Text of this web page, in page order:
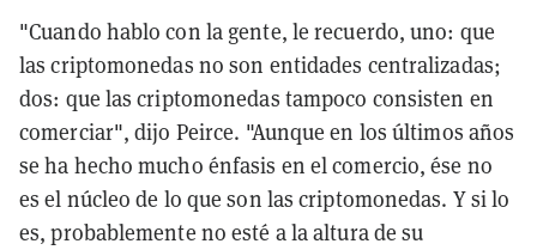
"Cuando hablo con la gente, le recuerdo, uno: que
las criptomonedas no son entidades centralizadas;
dos: que las criptomonedas tampoco consisten en
comerciar", dijo Peirce. "Aunque en los últimos años
se ha hecho mucho énfasis en el comercio, ése no
es el núcleo de lo que son las criptomonedas. Y si lo
es, probablemente no esté a la altura de su